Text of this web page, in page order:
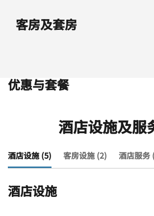
客房及套房
优惠与套餐
酒店设施及服
酒店设施 (5) 客房设施 (2) 酒店服务
酒店设施